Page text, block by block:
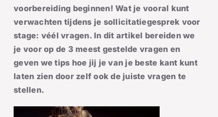
voorbereiding beginnen! Wat je vooral kunt
verwachten tijdens je sollicitatiegesprek voor
stage: véél vragen. In dit artikel bereiden we
je voor op de 3 meest gestelde vragen en
geven we tips hoe jij je van je beste kant kunt
laten zien door zelf ook de juiste vragen te
stellen.